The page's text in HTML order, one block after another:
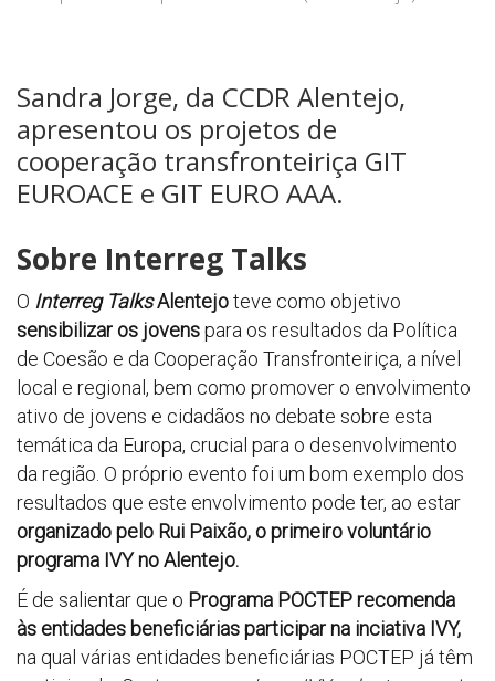
Sandra Jorge, da CCDR Alentejo,
apresentou os projetos de
cooperação transfronteiriça GIT
EUROACE e GIT EURO AAA.
Sobre Interreg Talks
O Interreg TalksAlentejoteve como objetivo
sensibilizar os jovenspara os resultados da Política
de Coesão e da Cooperação Transfronteiriça, a nível
local e regional, bem como promover o envolvimento
ativo de jovens e cidadãos no debate sobre esta
temática da Europa, crucial para o desenvolvimento
da região. O próprio evento foi um bom exemplo dos
resultados que este envolvimento pode ter, ao estar
organizado pelo Rui Paixão, o primeiro voluntário
programa IVY no Alentejo.
É de salientar que o Programa POCTEP recomenda
às entidades beneficiárias participar na inciativa IVY,
na qual várias entidades beneficiárias POCTEP já têm